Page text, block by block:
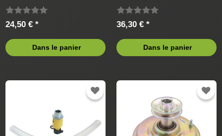
24,50 € *
Dans le panier
36,30 € *
Dans le panier